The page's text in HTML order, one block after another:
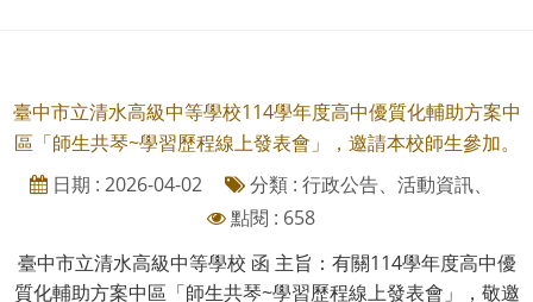
臺中市立清水高級中等學校114學年度高中優質化輔助方案中
區「師生共琴~學習歷程線上發表會」，邀請本校師生參加。
日期 : 2026-04-02
分類 : 行政公告、活動資訊、
點閱 : 658
臺中市立清水高級中等學校 函 主旨：有關114學年度高中優
質化輔助方案中區「師生共琴~學習歷程線上發表會」，敬邀